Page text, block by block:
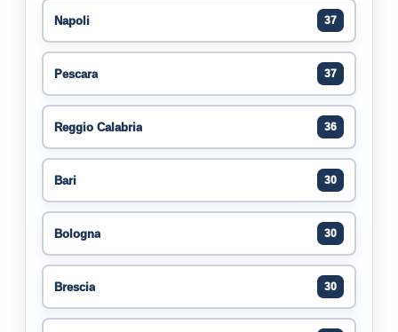
Napoli 37
Pescara 37
Reggio Calabria 36
Bari 30
Bologna 30
Brescia 30